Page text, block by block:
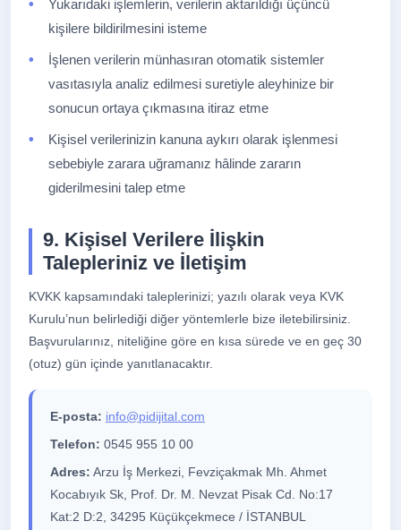
Yukarıdaki işlemlerin, verilerin aktarıldığı üçüncü
kişilere bildirilmesini isteme
İşlenen verilerin münhasıran otomatik sistemler
vasıtasıyla analiz edilmesi suretiyle aleyhinize bir
sonucun ortaya çıkmasına itiraz etme
Kişisel verilerinizin kanuna aykırı olarak işlenmesi
sebebiyle zarara uğramanız hâlinde zararın
giderilmesini talep etme
9. Kişisel Verilere İlişkin
Talepleriniz ve İletişim
KVKK kapsamındaki taleplerinizi; yazılı olarak veya KVK
Kurulu’nun belirlediği diğer yöntemlerle bize iletebilirsiniz.
Başvurularınız, niteliğine göre en kısa sürede ve en geç 30
(otuz) gün içinde yanıtlanacaktır.
E-posta: info@pidijital.com
Telefon: 0545 955 10 00
Adres: Arzu İş Merkezi, Fevziçakmak Mh. Ahmet
Kocabıyık Sk, Prof. Dr. M. Nevzat Pisak Cd. No:17
Kat:2 D:2, 34295 Küçükçekmece / İSTANBUL